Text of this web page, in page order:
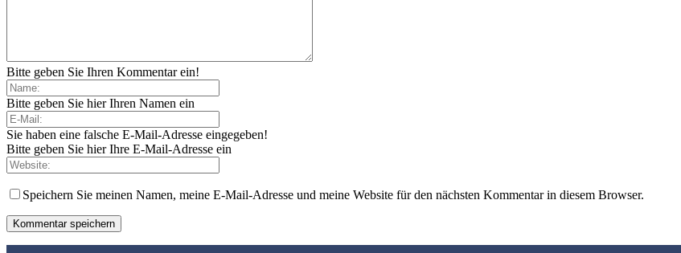
Bitte geben Sie Ihren Kommentar ein!
Bitte geben Sie hier Ihren Namen ein
Sie haben eine falsche E-Mail-Adresse eingegeben!
Bitte geben Sie hier Ihre E-Mail-Adresse ein
Speichern Sie meinen Namen, meine E-Mail-Adresse und meine Website für den nächsten Kommentar in diesem Browser.